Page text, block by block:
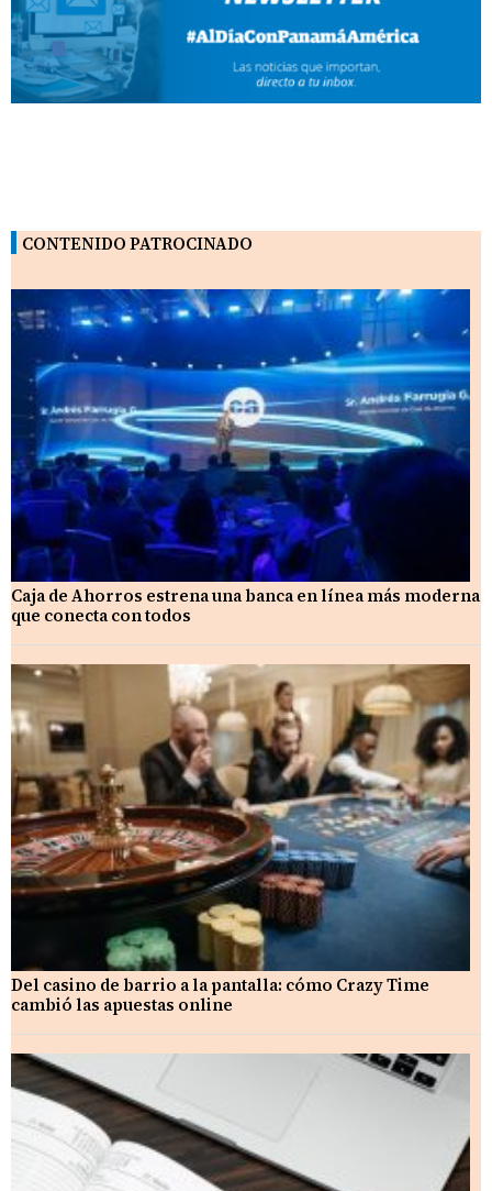
CONTENIDO PATROCINADO
Caja de Ahorros estrena una banca en línea más moderna
que conecta con todos
Del casino de barrio a la pantalla: cómo Crazy Time
cambió las apuestas online